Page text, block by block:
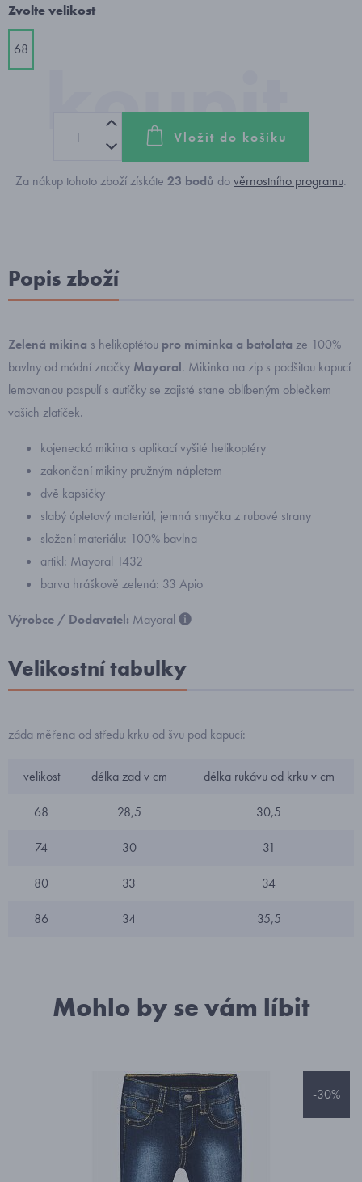
Zvolte velikost
68
Vložit do košíku
Za nákup tohoto zboží získáte 23 bodů dověrnostního programu.
Popis zboží
Zelená mikina s helikoptétou pro miminka a batolata ze 100%
bavlny od módní značky Mayoral. Mikinka na zip s podšitou kapucí
lemovanou paspulí s autíčky se zajisté stane oblíbeným oblečkem
vašich zlatíček.
kojenecká mikina s aplikací vyšité helikoptéry
zakončení mikiny pružným nápletem
dvě kapsičky
slabý úpletový materiál, jemná smyčka z rubové strany
složení materiálu: 100% bavlna
artikl: Mayoral 1432
barva hráškově zelená: 33 Apio
Výrobce / Dodavatel: Mayoral
Velikostní tabulky
záda měřena od středu krku od švu pod kapucí:
velikost délka zad v cm délka rukávu od krku v cm
68 28,5 30,5
74 30 31
80 33 34
86 34 35,5
Mohlo by se vám líbit
-30%